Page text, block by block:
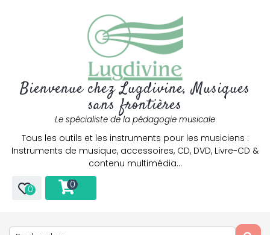
Bienvenue chez Lugdivine, Musiques
sans frontières
Le spécialiste de la pédagogie musicale
Tous les outils et les instruments pour les musiciens :
Instruments de musique, accessoires, CD, DVD, Livre-CD &
contenu multimédia…
0 0